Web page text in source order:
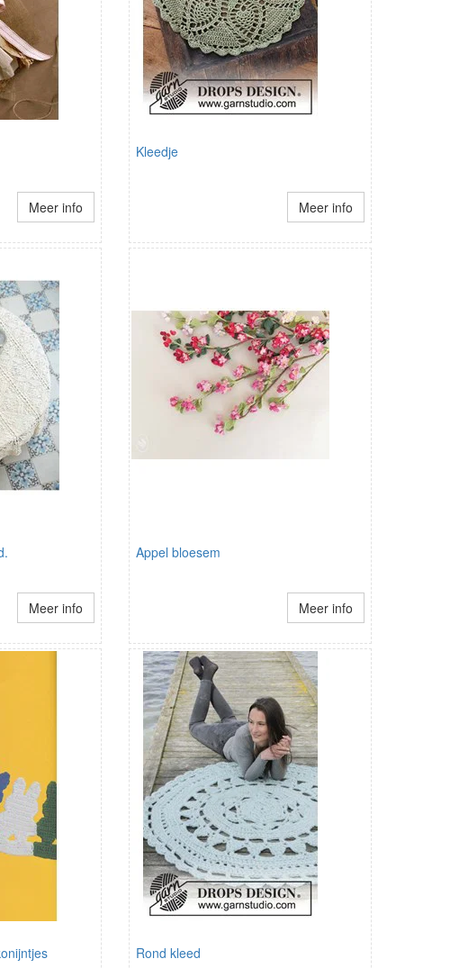
Meer info
Kleedje
Meer info
Meer info
Appel bloesem
Meer info
Rond kleed